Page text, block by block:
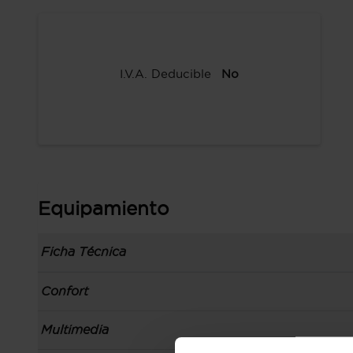
I.V.A. Deducible No
Equipamiento
Ficha Técnica
Información de la versión: número última lista
Carrocería tipo berlina con portón con 5
Confort
Toma/s de 12v en la zona de carga y los
Apertura a distancia del maletero con control
Multimedia